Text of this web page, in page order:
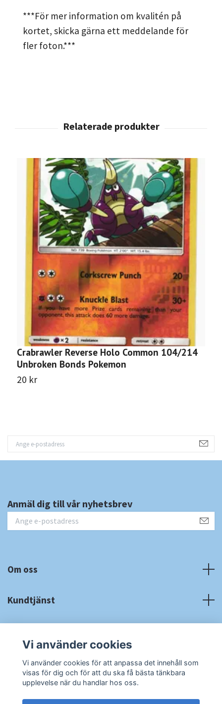
***För mer information om kvalitén på
kortet, skicka gärna ett meddelande för
fler foton.***
Crabrawler Reverse Holo Common 104/214
Unbroken Bonds Pokemon
20 kr
Anmäl dig till vår nyhetsbrev
Om oss
Kundtjänst
Sociala medier
Vi använder cookies
Vi använder cookies för att anpassa det innehåll som
visas för dig och för att du ska få bästa tänkbara
upplevelse när du handlar hos oss.